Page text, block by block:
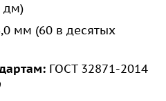
дм)
мм (60 в десятых
ГОСТ 32871-2014